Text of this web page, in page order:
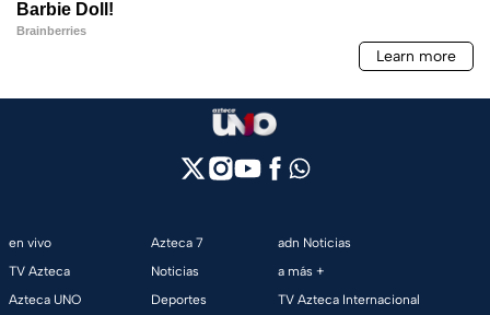
en vivo
TV Azteca
Azteca UNO
Azteca 7
Noticias
Deportes
adn Noticias
a más +
TV Azteca Internacional